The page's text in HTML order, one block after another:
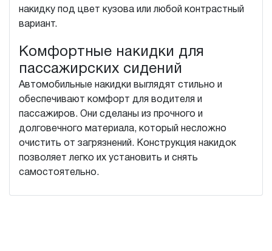
накидку под цвет кузова или любой контрастный
вариант.
Комфортные накидки для
пассажирских сидений
Автомобильные накидки выглядят стильно и
обеспечивают комфорт для водителя и
пассажиров. Они сделаны из прочного и
долговечного материала, который несложно
очистить от загрязнений. Конструкция накидок
позволяет легко их установить и снять
самостоятельно.